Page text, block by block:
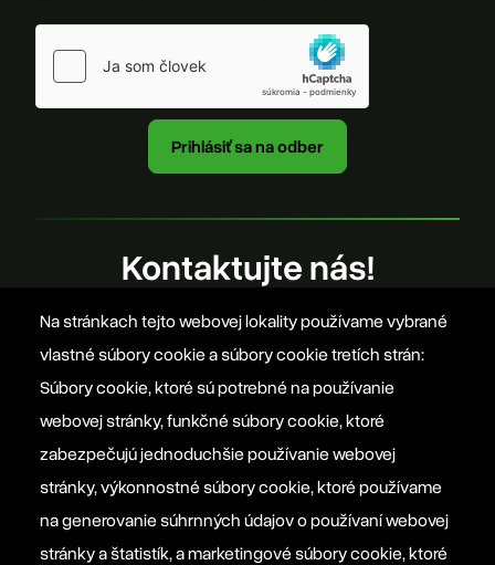
Kontaktujte nás!
office@szovetseg.sk
Platforma EPP 2012
Manifesto EPP
Na stránkach tejto webovej lokality používame vybrané
vlastné súbory cookie a súbory cookie tretích strán:
Súbory cookie, ktoré sú potrebné na používanie
webovej stránky, funkčné súbory cookie, ktoré
zabezpečujú jednoduchšie používanie webovej
stránky, výkonnostné súbory cookie, ktoré používame
na generovanie súhrnných údajov o používaní webovej
stránky a štatistík, a marketingové súbory cookie, ktoré